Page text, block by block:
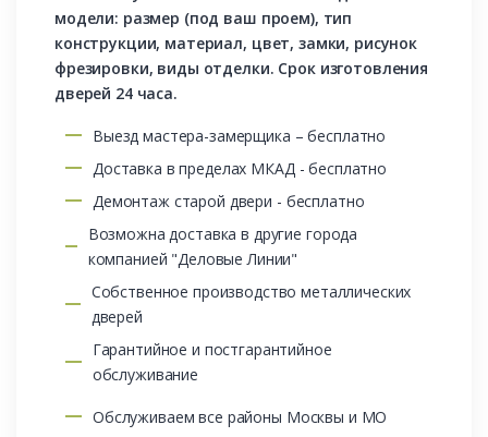
модели: размер (под ваш проем), тип
конструкции, материал, цвет, замки, рисунок
фрезировки, виды отделки. Срок изготовления
дверей 24 часа.
Выезд мастера-замерщика – бесплатно
Доставка в пределах МКАД - бесплатно
Демонтаж старой двери - бесплатно
Возможна доставка в другие города
компанией "Деловые Линии"
Собственное производство металлических
дверей
Гарантийное и постгарантийное
обслуживание
Обслуживаем все районы Москвы и МО